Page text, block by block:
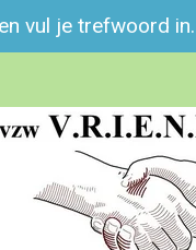
vul je trefwoord in.